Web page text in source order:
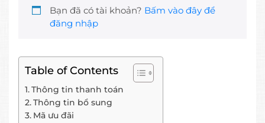
Bạn đã có tài khoản? Bấm vào đây để
đăng nhập
Table of Contents
Thông tin thanh toán
Thông tin bổ sung
Mã ưu đãi